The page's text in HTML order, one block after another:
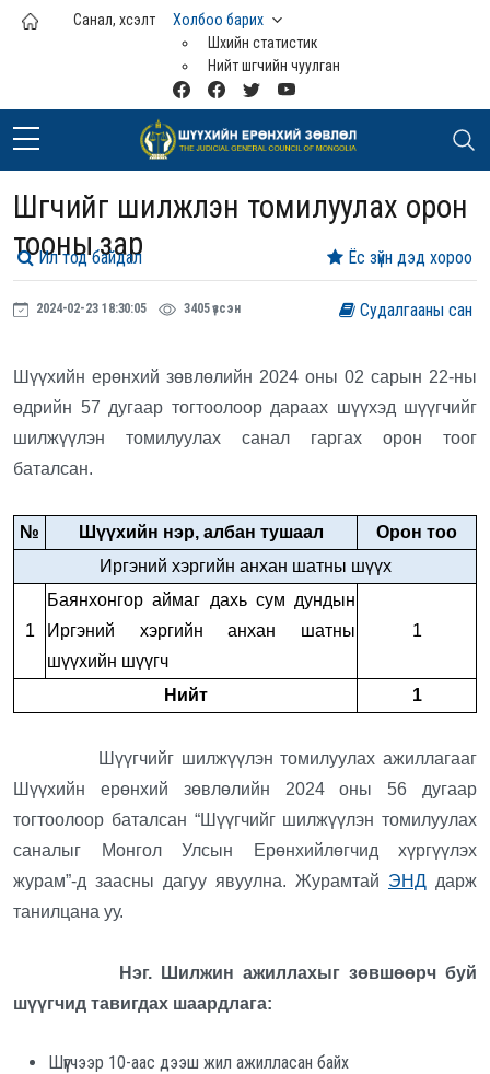
Үндсэн агуулга руу шилжих
Санал, хүсэлт
Холбоо барих
Шүүхийн статистик
Нийт шүүгчийн чуулган
Шүүгчийг шилжүүлэн томилуулах орон
тооны зар
2024-02-23 18:30:05 3405 үзсэн
Шүүхийн ерөнхий зөвлөлийн 2024 оны 02 сарын 22-ны
өдрийн 57 дугаар тогтоолоор дараах шүүхэд шүүгчийг
шилжүүлэн томилуулах санал гаргах орон тоог
баталсан.
№ Шүүхийн нэр, албан тушаал
Орон тоо
Иргэний хэргийн анхан шатны шүүх
1
Баянхонгор аймаг дахь сум дундын
Иргэний хэргийн анхан шатны
шүүхийн шүүгч
1
Нийт 1
Шүүгчийг шилжүүлэн томилуулах ажиллагааг
Шүүхийн ерөнхий зөвлөлийн 2024 оны 56 дугаар
тогтоолоор баталсан “Шүүгчийг шилжүүлэн томилуулах
саналыг Монгол Улсын Ерөнхийлөгчид хүргүүлэх
журам”-д заасны дагуу явуулна. Журамтай ЭНД дарж
танилцана уу.
Нэг. Шилжин ажиллахыг зөвшөөрч буй
шүүгчид тавигдах шаардлага:
Шүүгчээр 10-аас дээш жил ажилласан байх
Судалгааны сан
Ёс зүйн дэд хороо
Ил тод байдал